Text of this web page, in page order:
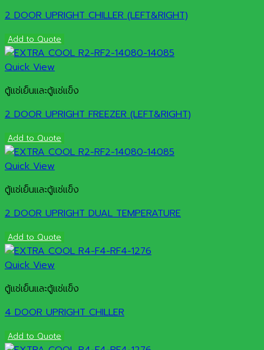
2 DOOR UPRIGHT CHILLER (LEFT&RIGHT)
Add to Quote
Quick View
ตู้แช่เย็นและตู้แช่แข็ง
2 DOOR UPRIGHT FREEZER (LEFT&RIGHT)
Add to Quote
Quick View
ตู้แช่เย็นและตู้แช่แข็ง
2 DOOR UPRIGHT DUAL TEMPERATURE
Add to Quote
Quick View
ตู้แช่เย็นและตู้แช่แข็ง
4 DOOR UPRIGHT CHILLER
Add to Quote